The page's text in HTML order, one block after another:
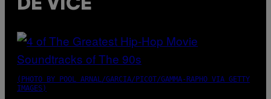
DE VICE
(PHOTO BY POOL ARNAL/GARCIA/PICOT/GAMMA-RAPHO VIA GETTY
IMAGES)